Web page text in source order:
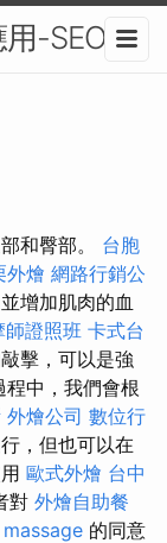
-SEO
和臀部。 台胞
外燴 網路行銷公
增加肌肉的血
師證照班 卡式台
擊，可以是強
程中，我們會根
外燴公司 數位行
，但也可以在
歐式外燴 台中
對 外燴自助餐
massage 的同意